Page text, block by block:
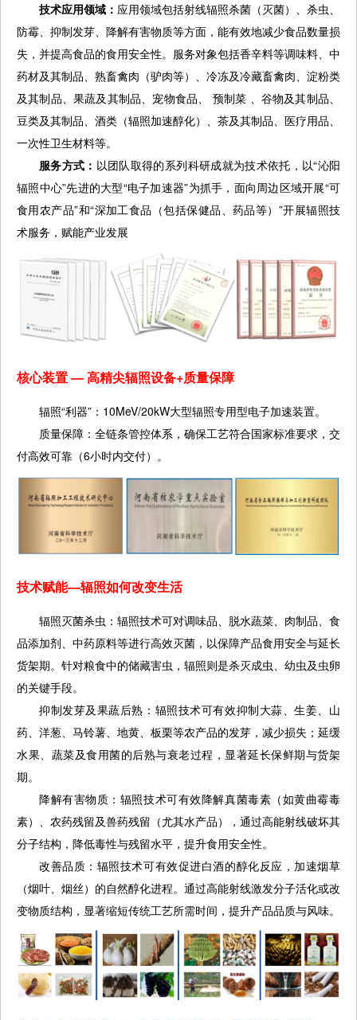
技术应用领域： 应用领域包括射线辐照杀菌（灭菌）、杀虫、
防霉、抑制发芽、降解有害物质等方面，能有效地减少食品数量损
失，并提高食品的食用安全性。服务对象包括香辛料等调味料、中
药材及其制品、熟畜禽肉（驴肉等）、冷冻及冷藏畜禽肉、淀粉类
及其制品、果蔬及其制品、宠物食品、 预制菜 、谷物及其制品、
豆类及其制品、酒类（辐照加速醇化）、茶及其制品、医疗用品、
一次性卫生材料等。
服务方式： 以团队取得的系列科研成就为技术依托，以“沁阳
辐照中心”先进的大型“电子加速器”为抓手，面向周边区域开展“可
食用农产品”和“深加工食品（包括保健品、药品等）”开展辐照技
术服务，赋能产业发展
核心装置 — 高精尖辐照设备+质量保障
辐照“利器”：10MeV/20kW大型辐照专用型电子加速装置。
质量保障：全链条管控体系，确保工艺符合国家标准要求，交
付高效可靠（6小时内交付）。
技术赋能—辐照如何改变生活
辐照灭菌杀虫：辐照技术可对调味品、脱水蔬菜、肉制品、食
品添加剂、中药原料等进行高效灭菌，以保障产品食用安全与延长
货架期。针对粮食中的储藏害虫，辐照则是杀灭成虫、幼虫及虫卵
的关键手段。
抑制发芽及果蔬后熟：辐照技术可有效抑制大蒜、生姜、山
药、洋葱、马铃薯、地黄、板栗等农产品的发芽，减少损失；延缓
水果、蔬菜及食用菌的后熟与衰老过程，显著延长保鲜期与货架
期。
降解有害物质：辐照技术可有效降解真菌毒素（如黄曲霉毒
素）、农药残留及兽药残留（尤其水产品），通过高能射线破坏其
分子结构，降低毒性与残留水平，提升食用安全性。
改善品质：辐照技术可有效促进白酒的醇化反应，加速烟草
（烟叶、烟丝）的自然醇化进程。通过高能射线激发分子活化或改
变物质结构，显著缩短传统工艺所需时间，提升产品品质与风味。